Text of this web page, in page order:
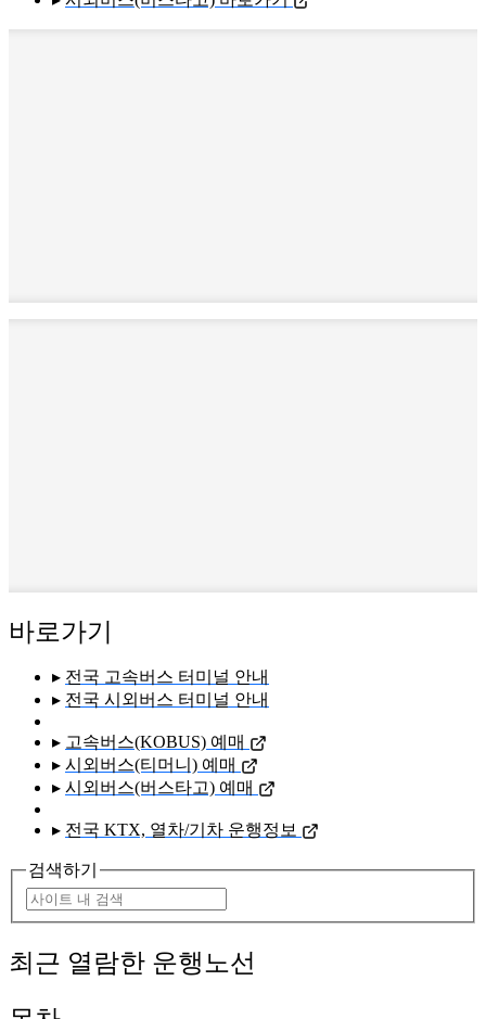
바로가기
▸ 전국 고속버스 터미널 안내
▸ 전국 시외버스 터미널 안내
▸ 고속버스(KOBUS) 예매
▸ 시외버스(티머니) 예매
▸ 시외버스(버스타고) 예매
▸ 전국 KTX, 열차/기차 운행정보
검색하기
최근 열람한 운행노선